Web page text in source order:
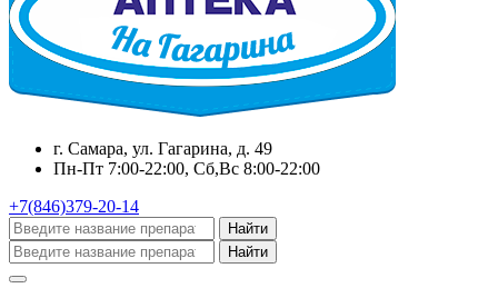
г. Самара, ул. Гагарина, д. 49
Пн-Пт 7:00-22:00, Сб,Вс 8:00-22:00
+7(846)379-20-14
Найти
Найти